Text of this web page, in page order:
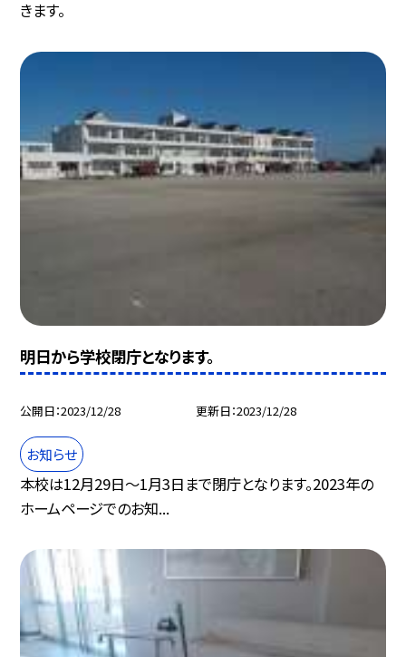
きます。
明日から学校閉庁となります。
公開日 2023/12/28 更新日 2023/12/28
お知らせ
本校は12月29日〜1月3日まで閉庁となります。2023年の
ホームページでのお知...